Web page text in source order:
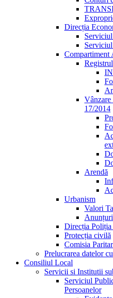
Direcția
Compartiment
17/2014
Arendă
Urbanism
Valori
Direcția Poliția
Protecția civilă
Comisia
Prelucrarea datelor
Consiliul Local
Servicii si Institutii
Serviciul
Persoanelor